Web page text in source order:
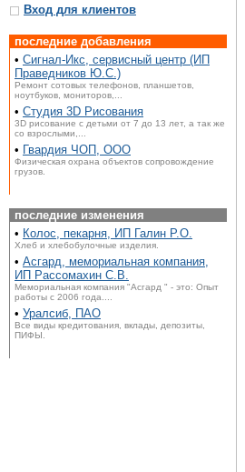
Вход для клиентов
последние добавления
• Сигнал-Икс, сервисный центр (ИП
Праведников Ю.С.)
Ремонт сотовых телефонов, планшетов,
ноутбуков, мониторов,...
• Студия 3D Рисования
3D рисование с детьми от 7 до 13 лет, а так же
со взрослыми,...
• Гвардия ЧОП, ООО
Физическая охрана объектов сопровождение
грузов.
последние изменения
• Колос, пекарня, ИП Галин Р.О.
Хлеб и хлебобулочные изделия.
• Асгард, мемориальная компания,
ИП Рассомахин С.В.
Мемориальная компания "Асгард " - это: Опыт
работы с 2006 года....
• Уралсиб, ПАО
Все виды кредитования, вклады, депозиты,
ПИФЫ.